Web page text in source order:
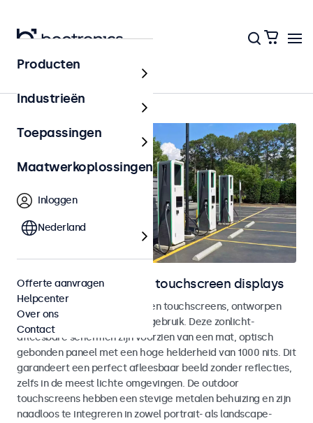
Outdoor
Outdoor monitoren en touchscreen displays
Weersbestendige monitoren en touchscreens, ontworpen
voor zowel binnen- als buitengebruik. Deze zonlicht-
afleesbare schermen zijn voorzien van een mat, optisch
gebonden paneel met een hoge helderheid van 1000 nits. Dit
garandeert een perfect afleesbaar beeld zonder reflecties,
zelfs in de meest lichte omgevingen. De outdoor
touchscreens hebben een stevige metalen behuizing en zijn
naadloos te integreren in zowel portrait- als landscape-
Producten
Industrieën
Toepassingen
Maatwerkoplossingen
Inloggen
Nederland
Offerte aanvragen
Helpcenter
Over ons
Contact